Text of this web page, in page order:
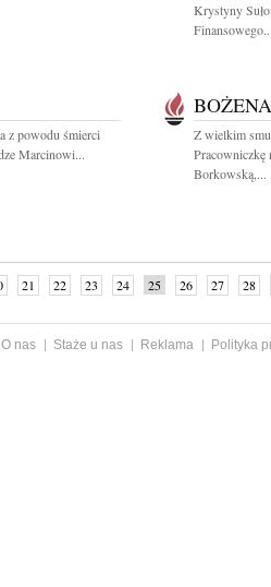
Krystyny
z powodu śmierci
Marcinowi...
Z wielkim
Pracowniczkę
Borkowską,...
21 22 23 24 25 26 27
28
O nas Staże u nas Reklama
Polityka